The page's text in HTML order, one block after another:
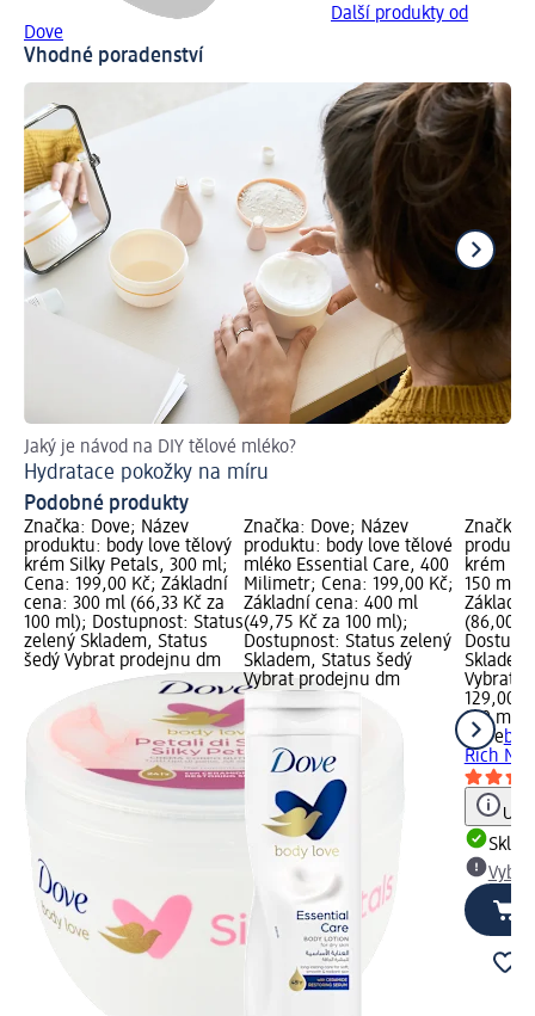
Další produkty od
Dove
Vhodné poradenství
Jaký je návod na DIY tělové mléko?
Hydratace pokožky na míru
Podobné produkty
Značka: Dove; Název
produktu: body love tělový
krém Silky Petals, 300 ml;
Cena: 199,00 Kč; Základní
cena: 300 ml (66,33 Kč za
100 ml); Dostupnost: Status
zelený Skladem, Status
šedý Vybrat prodejnu dm
Značka: Dove; Název
produktu: body love tělové
mléko Essential Care, 400
Milimetr; Cena: 199,00 Kč;
Základní cena: 400 ml
(49,75 Kč za 100 ml);
Dostupnost: Status zelený
Skladem, Status šedý
Vybrat prodejnu dm
Značka:
krém
150 ml;
(86,00
Vybrat
129,00
150 ml
Dove
Rich